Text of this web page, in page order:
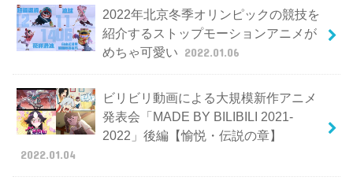
2022年北京冬季オリンピックの競技を
紹介するストップモーションアニメが
めちゃ可愛い 2022.01.06
ビリビリ動画による大規模新作アニメ
発表会「MADE BY BILIBILI 2021-
2022」後編【愉悦・伝説の章】
2022.01.04